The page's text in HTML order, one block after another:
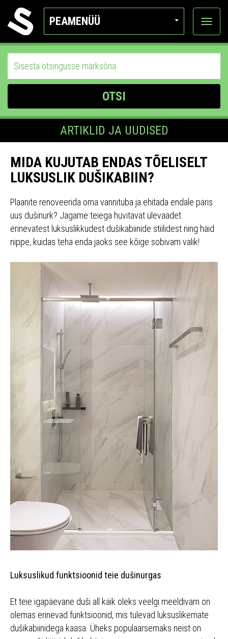
PEAMENÜÜ
Ava
OTSI
ARTIKLID JA UUDISED
MIDA KUJUTAB ENDAS TÕELISELT
LUKSUSLIK DUŠIKABIIN?
Plaanite renoveerida oma vannituba ja ehitada endale päris
uus dušinurk? Jagame teiega huvitavat ülevaadet
erinevatest luksuslikkudest dušikabiinide stiilidest ning häid
nippe, kuidas teha enda jaoks see kõige sobivam valik!
Luksuslikud funktsioonid teie dušinurgas
Et teie igapäevane duši all käik oleks veelgi meeldivam on
olemas erinevad funktsioonid, mis tulevad luksuslikemate
dušikabiinidega kaasa. Üheks populaarsemaks neist on